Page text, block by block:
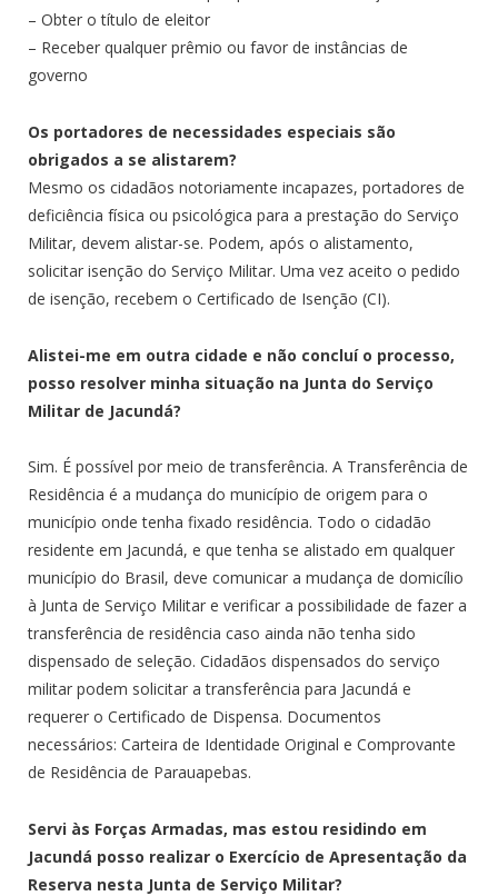
– Obter o título de eleitor
– Receber qualquer prêmio ou favor de instâncias de
governo
Os portadores de necessidades especiais são
obrigados a se alistarem?
Mesmo os cidadãos notoriamente incapazes, portadores de
deficiência física ou psicológica para a prestação do Serviço
Militar, devem alistar-se. Podem, após o alistamento,
solicitar isenção do Serviço Militar. Uma vez aceito o pedido
de isenção, recebem o Certificado de Isenção (CI).
Alistei-me em outra cidade e não concluí o processo,
posso resolver minha situação na Junta do Serviço
Militar de Jacundá?
Sim. É possível por meio de transferência. A Transferência de
Residência é a mudança do município de origem para o
município onde tenha fixado residência. Todo o cidadão
residente em Jacundá, e que tenha se alistado em qualquer
município do Brasil, deve comunicar a mudança de domicílio
à Junta de Serviço Militar e verificar a possibilidade de fazer a
transferência de residência caso ainda não tenha sido
dispensado de seleção. Cidadãos dispensados do serviço
militar podem solicitar a transferência para Jacundá e
requerer o Certificado de Dispensa. Documentos
necessários: Carteira de Identidade Original e Comprovante
de Residência de Parauapebas.
Servi às Forças Armadas, mas estou residindo em
Jacundá posso realizar o Exercício de Apresentação da
Reserva nesta Junta de Serviço Militar?